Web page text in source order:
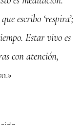
escribo ‘respira’;
Estar vivo es
con atención,